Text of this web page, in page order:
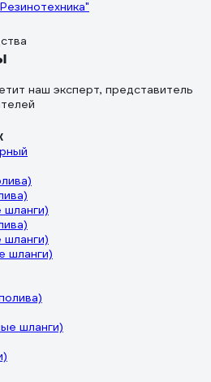
наш эксперт, представитель
шланги)
шланги)